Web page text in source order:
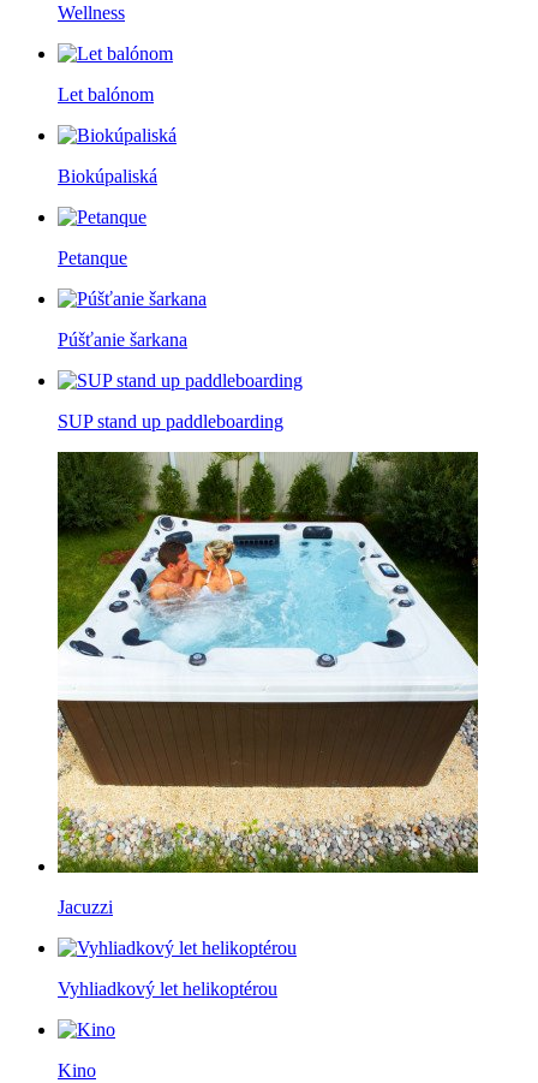
Wellness
Let balónom
Biokúpaliská
Petanque
Púšťanie šarkana
SUP stand up paddleboarding
Jacuzzi
Vyhliadkový let helikoptérou
Kino